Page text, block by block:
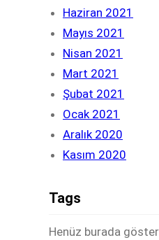
Haziran 2021
Mayıs 2021
Nisan 2021
Mart 2021
Şubat 2021
Ocak 2021
Aralık 2020
Kasım 2020
Tags
Henüz burada